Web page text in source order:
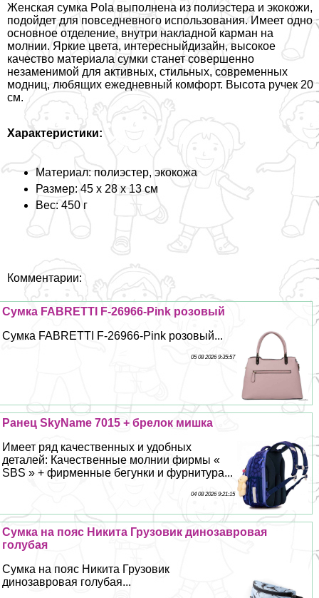
Женская сумка Pola выполнена из полиэстера и экокожи,
подойдет для повседневного использования. Имеет одно
основное отделение, внутри накладной карман на
молнии. Яркие цвета, интересныйдизайн, высокое
качество материала сумки станет совершенно
незаменимой для активных, стильных, современных
модниц, любящих ежедневный комфорт. Высота ручек 20
см.
Хаpaктеристики:
Материал: полиэстер, экокожа
Размер: 45 х 28 х 13 см
Вес: 450 г
Комментарии:
Сумка FABRETTI F-26966-Pink розовый
Сумка FABRETTI F-26966-Pink розовый...
05 08 2026 9:35:57
Ранец SkyName 7015 + брелок мишка
Имеет ряд качественных и удобных
деталей: Качественные молнии фирмы «
SBS » + фирменные бегунки и фурнитура...
04 08 2026 9:21:15
Сумка на пояс Никита Грузовик динозавровая
гoлyбая
Сумка на пояс Никита Грузовик
динозавровая гoлyбая...